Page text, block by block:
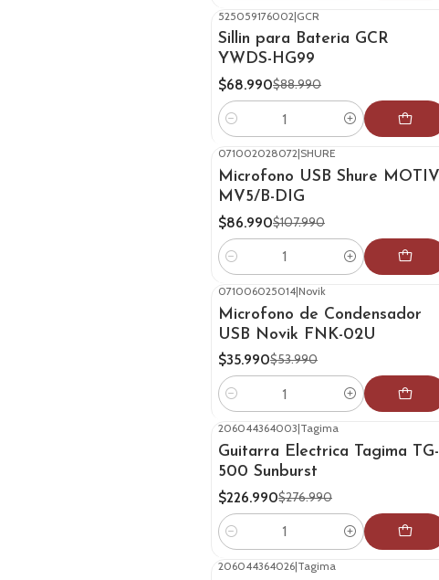
-22%OFF
525059176002|GCR
Sillin para Bateria GCR
YWDS-HG99
$68.990$88.990
Cantidad
071002028072|SHURE
Microfono USB Shure MOTIV
MV5/B-DIG
$86.990$107.990
Cantidad
-33%OFF
071006025014|Novik
Microfono de Condensador
USB Novik FNK-02U
$35.990$53.990
Cantidad
206044364003|Tagima
Guitarra Electrica Tagima TG-
500 Sunburst
$226.990$276.990
Cantidad
206044364026|Tagima